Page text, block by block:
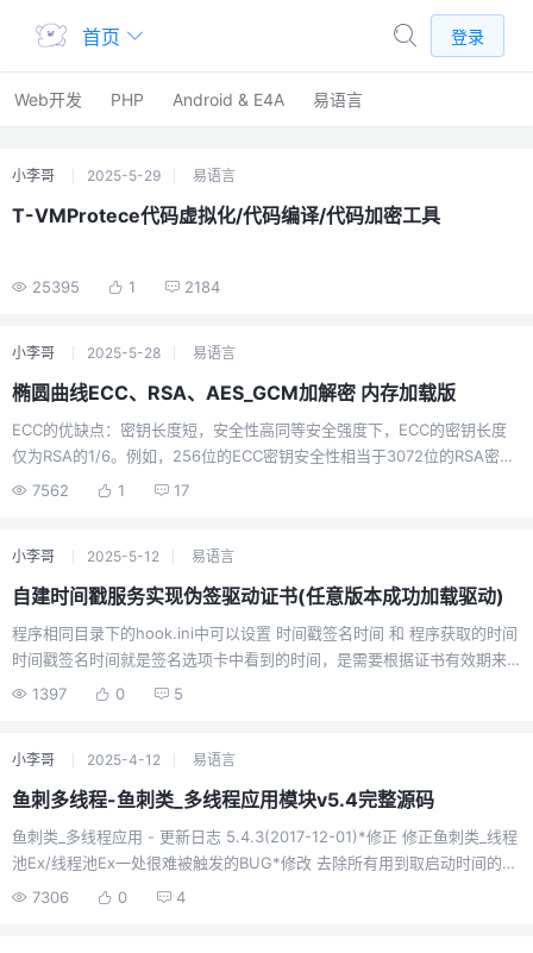
首页 登录
Web开发 PHP Android & E4A 易语言
小李哥 2025-5-29 易语言
T-VMProtece代码虚拟化/代码编译/代码加密工具
25395 1 2184
小李哥 2025-5-28 易语言
椭圆曲线ECC、RSA、AES_GCM加解密 内存加载版
ECC的优缺点​​：密钥长度短，安全性高​​同等安全强度下，ECC的密钥长度
仅为RSA的1/6。例如，256位的ECC密钥安全性相当于3072位的RSA密
钥。基于椭圆曲线离散对数问题（ECDLP），数学复杂度更高，破J难度更
（如TLS握手）能减少流量开销。​​前向安全性（Forward Secrecy）​​结合
ECDH算法时，每次会话生成临时密钥，即使长期私钥泄露，历史通信仍安
全。​​缺点：​​兼容性有限​​老旧设备（如Android 2.3、Windows XP）可能不
支持ECC证书。部分协议（如某些邮件系统）尚未完全适配ECC。​​实现复
杂度高​​椭圆曲线数学原理复杂，算法实现难度高于RSA。​​RSA的优缺点​​：广
泛兼容性​​几乎所有系统和协议都支持RSA，包括老旧设备和传统应用场景。
安全体系（如SSL证书）。​​缺点：​​密钥长度长，效率低​​为保证安全性需使用
长密钥（如2048位及以上），导致计算速度慢、存储和传输成本高。在资
通信均可被解密。TLS 1.3已弃用RSA密钥交换，推荐使用ECC等支持前向
安全的算法。​​量子计算威胁更大​​RSA基于大数分解问题，易受Shor算法攻
击，而ECC过渡到抗量子算法的成本更低
7562 1 17
小李哥 2025-5-12 易语言
自建时间戳服务实现伪签驱动证书(任意版本成功加载驱动)
程序相同目录下的hook.ini中可以设置 时间戳签名时间 和 程序获取的时间
时间戳签名时间就是签名选项卡中看到的时间，是需要根据证书有效期来
确定的而程序获取的时间，对程序功能无任何影响，只会影响证书管理界
销之前才能通过驱动签名验证！根据微软的最新签名策略
https://docs.microsoft.com/en-us/windows-
windows-vista-and-later-任何有Microsoft Code Verification Root交叉
签名，且颁发日期在2015-07-29以前的代码签名证书，配合伪造的时间戳
签名，可以生成一个在任意Windows版本下都有效的驱动签名。因此，采
1397 0 5
小李哥 2025-4-12 易语言
鱼刺多线程-鱼刺类_多线程应用模块v5.4完整源码
鱼刺类_多线程应用 - 更新日志 5.4.3(2017-12-01)*修正 修正鱼刺类_线程
池Ex/线程池Ex一处很难被触发的BUG*修改 去除所有用到取启动时间的函
数/方法 (修正在系统开机超过29天的机器上可能会出现问题)*修正 类回调
7306 0 4